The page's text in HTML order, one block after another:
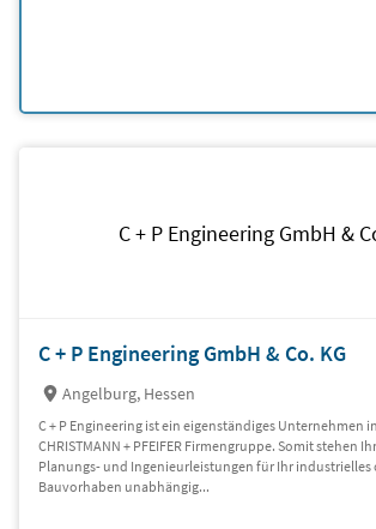
C + P Engineering GmbH &
C + P Engineering GmbH & Co. KG
Angelburg, Hessen
C + P Engineering ist ein eigenständiges Unternehmen
CHRISTMANN + PFEIFER Firmengruppe. Somit stehen
Planungs- und Ingenieurleistungen für Ihr industrielles
Bauvorhaben unabhängig...